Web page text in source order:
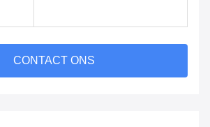
CONTACT ONS